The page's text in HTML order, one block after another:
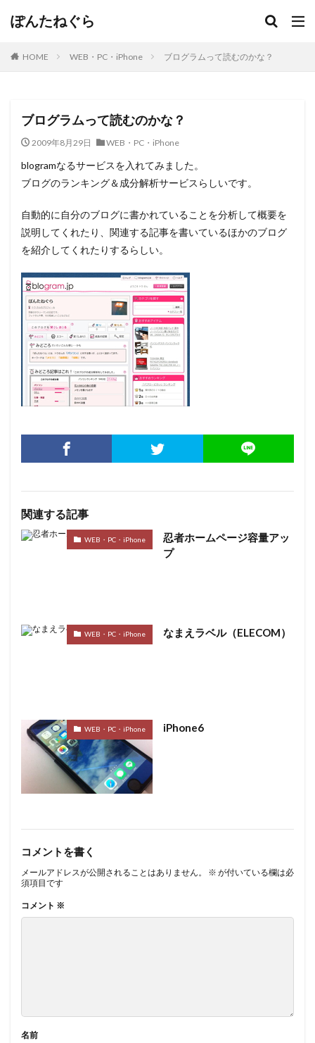
ぽんたねぐら
HOME WEB・PC・iPhone ブログラムって読むのかな？
ブログラムって読むのかな？
2009年8月29日 WEB・PC・iPhone
blogramなるサービスを入れてみました。
ブログのランキング＆成分解析サービスらしいです。
自動的に自分のブログに書かれていることを分析して概要を
説明してくれたり、関連する記事を書いているほかのブログ
を紹介してくれたりするらしい。
関連する記事
WEB・PC・iPhone
忍者ホームページ容量アッ
プ
WEB・PC・iPhone なまえラベル（ELECOM）
WEB・PC・iPhone iPhone6
コメントを書く
メールアドレスが公開されることはありません。 ※ が付いている欄は必
須項目です
コメント ※
名前